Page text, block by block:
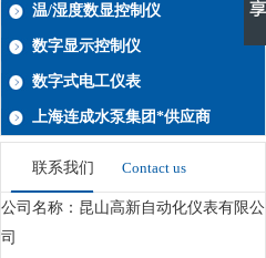
温/湿度数显控制仪
数字显示控制仪
数字式电工仪表
上海连成水泵集团*供应商
联系我们 Contact us
公司名称：昆山高新自动化仪表有限公
司